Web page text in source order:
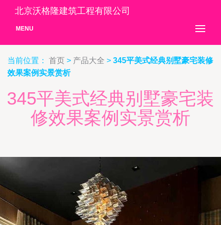
北京沃格隆建筑工程有限公司
MENU
当前位置： 首页 > 产品大全 > 345平美式经典别墅豪宅装修
效果案例实景赏析
345平美式经典别墅豪宅装
修效果案例实景赏析